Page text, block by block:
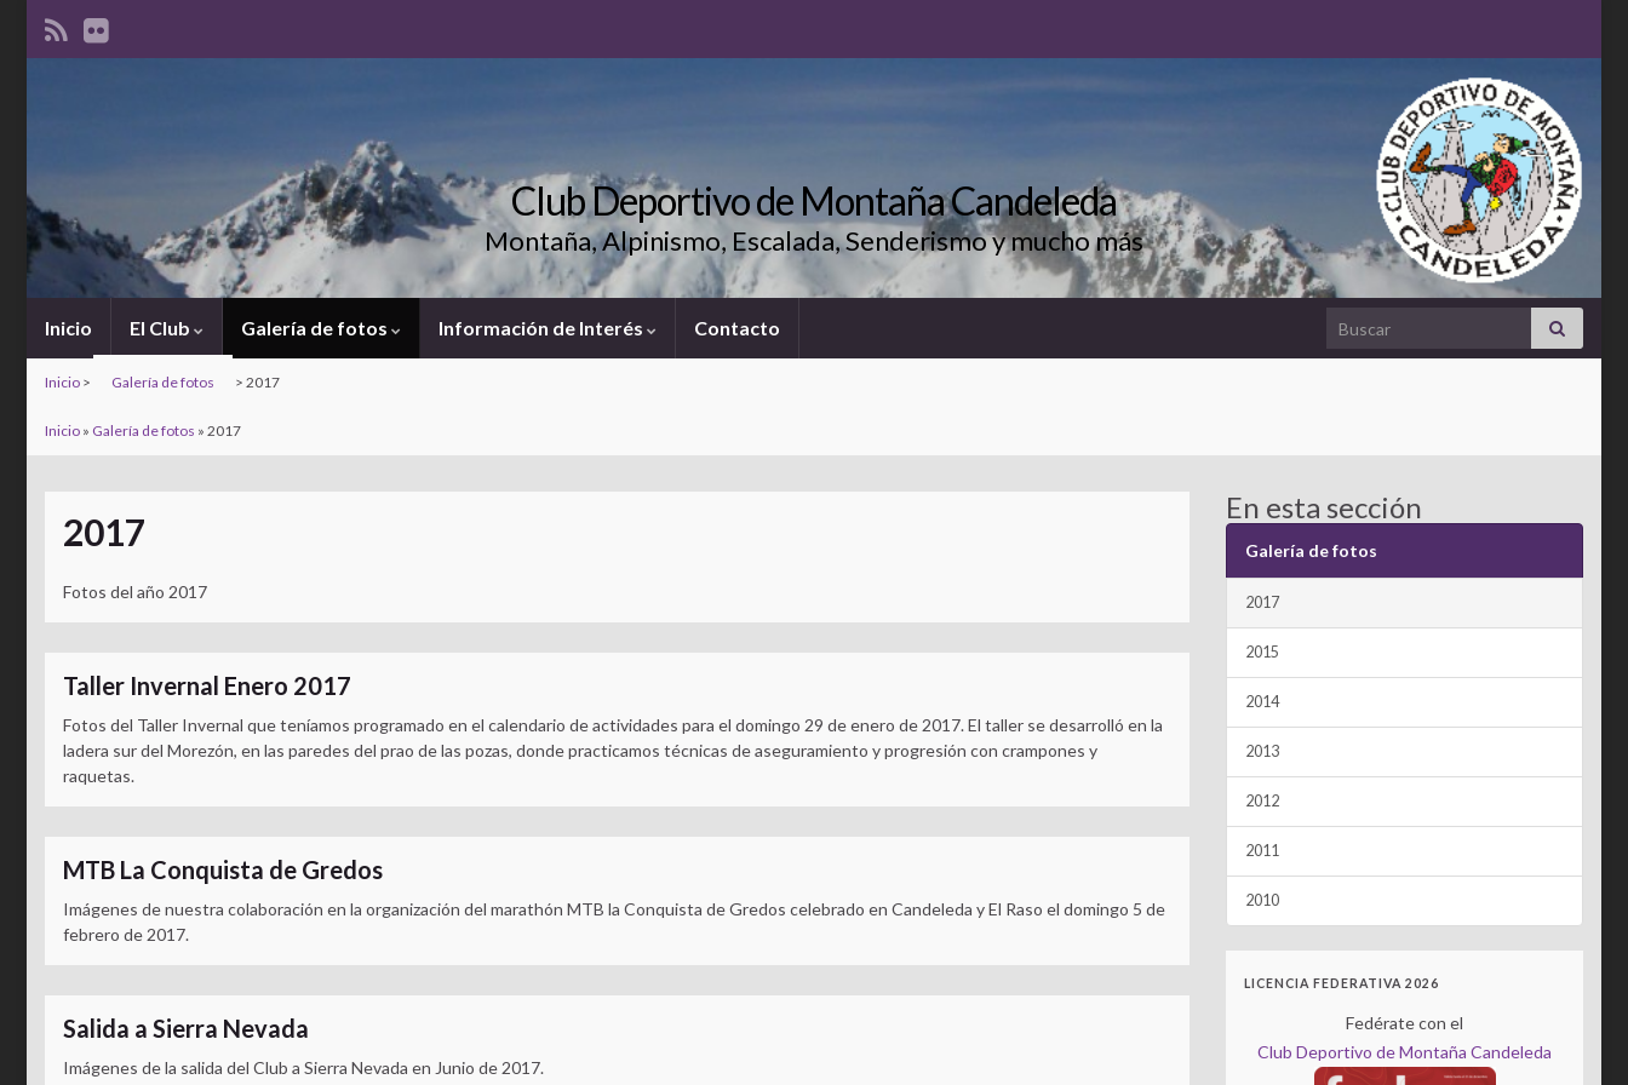
Club Deportivo de Montaña Candeleda
Montaña, Alpinismo, Escalada, Senderismo y mucho más
Inicio El Club Galería de fotos Información de Interés Contacto Search for:
Inicio > Galería de fotos > 2017
Inicio » Galería de fotos » 2017
2017
Fotos del año 2017
Taller Invernal Enero 2017
Fotos del Taller Invernal que teníamos programado en el calendario de actividades para el domingo 29 de enero de 2017. El taller se desarrolló en la
ladera sur del Morezón, en las paredes del prao de las pozas, donde practicamos técnicas de aseguramiento y progresión con crampones y
raquetas.
MTB La Conquista de Gredos
Imágenes de nuestra colaboración en la organización del marathón MTB la Conquista de Gredos celebrado en Candeleda y El Raso el domingo 5 de
febrero de 2017.
Salida a Sierra Nevada
Imágenes de la salida del Club a Sierra Nevada en Junio de 2017.
En esta sección
Galería de fotos
2017
2015
2014
2013
2012
2011
2010
LICENCIA FEDERATIVA 2026
Fedérate con el
Club Deportivo de Montaña Candeleda